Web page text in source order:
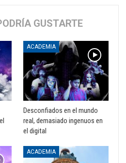
GUSTARTE
ACADEMIA
Desconfiados en el mundo
real, demasiado ingenuos en
el digital
ACADEMIA